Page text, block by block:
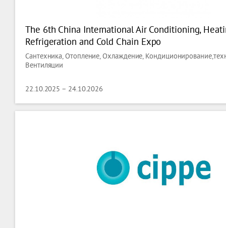
The 6th China International Air Conditioning,
Refrigeration and Cold Chain Expo
Сантехника, Отопление, Охлаждение,
Вентиляции
22.10.2025 – 24.10.2026